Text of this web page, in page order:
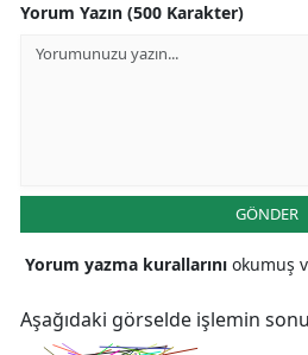
Yorum Yazın (500 Karakter)
GÖNDER
Yorum yazma kurallarını okumuş
Aşağıdaki görselde işlemin